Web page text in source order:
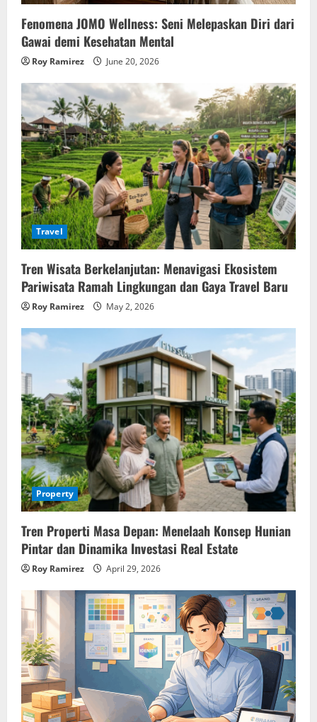
Fenomena JOMO Wellness: Seni Melepaskan Diri dari
Gawai demi Kesehatan Mental
Roy Ramirez June 20, 2026
Travel
Tren Wisata Berkelanjutan: Menavigasi Ekosistem
Pariwisata Ramah Lingkungan dan Gaya Travel Baru
Roy Ramirez May 2, 2026
Property
Tren Properti Masa Depan: Menelaah Konsep Hunian
Pintar dan Dinamika Investasi Real Estate
Roy Ramirez April 29, 2026